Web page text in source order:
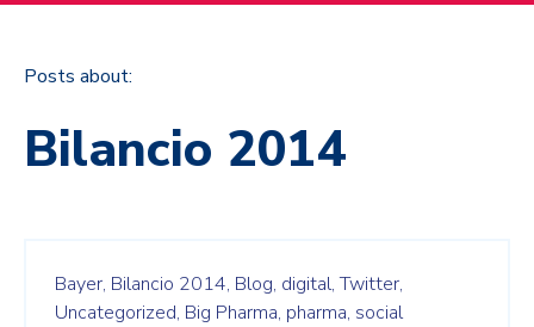
Posts about:
Bilancio 2014
Bayer, Bilancio 2014, Blog, digital, Twitter,
Uncategorized, Big Pharma, pharma, social